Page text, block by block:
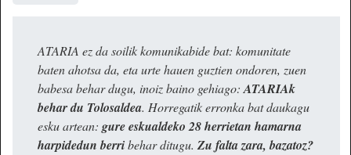
ATARIA ez da soilik komunikabide bat: komunitate
baten ahotsa da, eta urte hauen guztien ondoren, zuen
babesa behar dugu, inoiz baino gehiago:ATARIAk
behar du Tolosaldea. Horregatik erronka bat daukagu
esku artean: gure eskualdeko 28 herrietan hamarna
harpidedun berribehar ditugu. Zu falta zara, bazatoz?